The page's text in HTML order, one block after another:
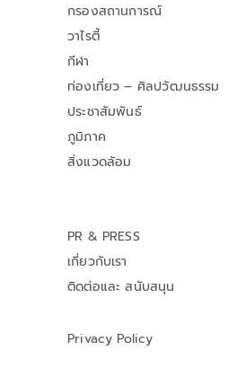
กรองสถานการณ์
วาไรตี้
กีฬา
ท่องเที่ยว – ศิลปวัฒนธรรม
ประชาสัมพันธ์
ภูมิภาค
สิ่งแวดล้อม
PR & PRESS
เกี่ยวกับเรา
ติดต่อและ สนับสนุน
Privacy Policy